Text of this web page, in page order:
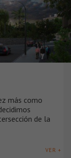
más como
de la
VER +